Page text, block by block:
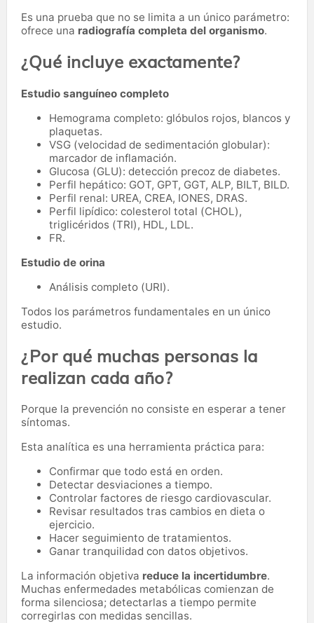
Es una prueba que no se limita a un único parámetro:
ofrece una radiografía completa del organismo.
¿Qué incluye exactamente?
Estudio sanguíneo completo
Hemograma completo: glóbulos rojos, blancos y
plaquetas.
VSG (velocidad de sedimentación globular):
marcador de inflamación.
Glucosa (GLU): detección precoz de diabetes.
Perfil hepático: GOT, GPT, GGT, ALP, BILT, BILD.
Perfil renal: UREA, CREA, IONES, DRAS.
Perfil lipídico: colesterol total (CHOL),
triglicéridos (TRI), HDL, LDL.
FR.
Estudio de orina
Análisis completo (URI).
Todos los parámetros fundamentales en un único
estudio.
¿Por qué muchas personas la
realizan cada año?
Porque la prevención no consiste en esperar a tener
síntomas.
Esta analítica es una herramienta práctica para:
Confirmar que todo está en orden.
Detectar desviaciones a tiempo.
Controlar factores de riesgo cardiovascular.
Revisar resultados tras cambios en dieta o
ejercicio.
Hacer seguimiento de tratamientos.
Ganar tranquilidad con datos objetivos.
La información objetiva reduce la incertidumbre.
Muchas enfermedades metabólicas comienzan de
forma silenciosa; detectarlas a tiempo permite
corregirlas con medidas sencillas.